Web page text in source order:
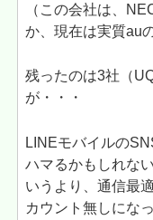
（この会社は、
か、現在は実質au
残ったのは3社（
が・・・
LINEモバイルの
ハマるかもしれな
いうより、通信最
カウント無しにな